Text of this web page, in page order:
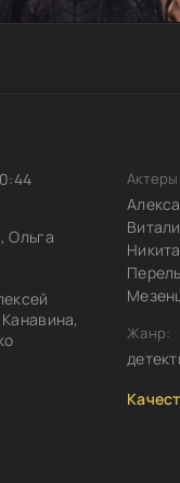
Ольга
Жанр: